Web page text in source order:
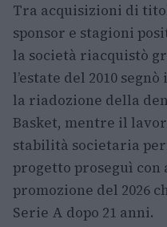
Tra acquisizioni di
sponsor e stagioni
la società riacquistò
l’estate del 2010
la riadozione della
Basket, mentre il
stabilità societaria
progetto proseguì
promozione del 2026
Serie A dopo 21 anni.